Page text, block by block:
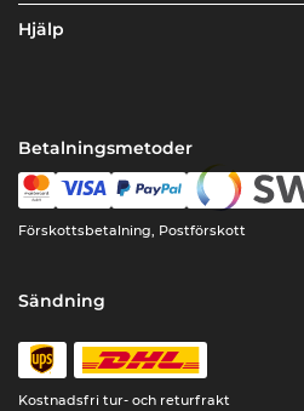
Hjälp
Betalningsmetoder
Förskottsbetalning, Postförskott
Sändning
Kostnadsfri tur- och returfrakt